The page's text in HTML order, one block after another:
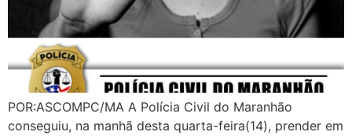
POR:ASCOMPC/MA A Polícia Civil do Maranhão
conseguiu, na manhã desta quarta-feira(14), prender em
flagrante um homem pela prática do crime de lesão
corporal cometido no contexto de violência doméstica